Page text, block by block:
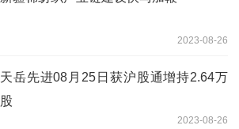
2023-08-26
天岳先进08月25日获沪股通增持2.64万
股
2023-08-26